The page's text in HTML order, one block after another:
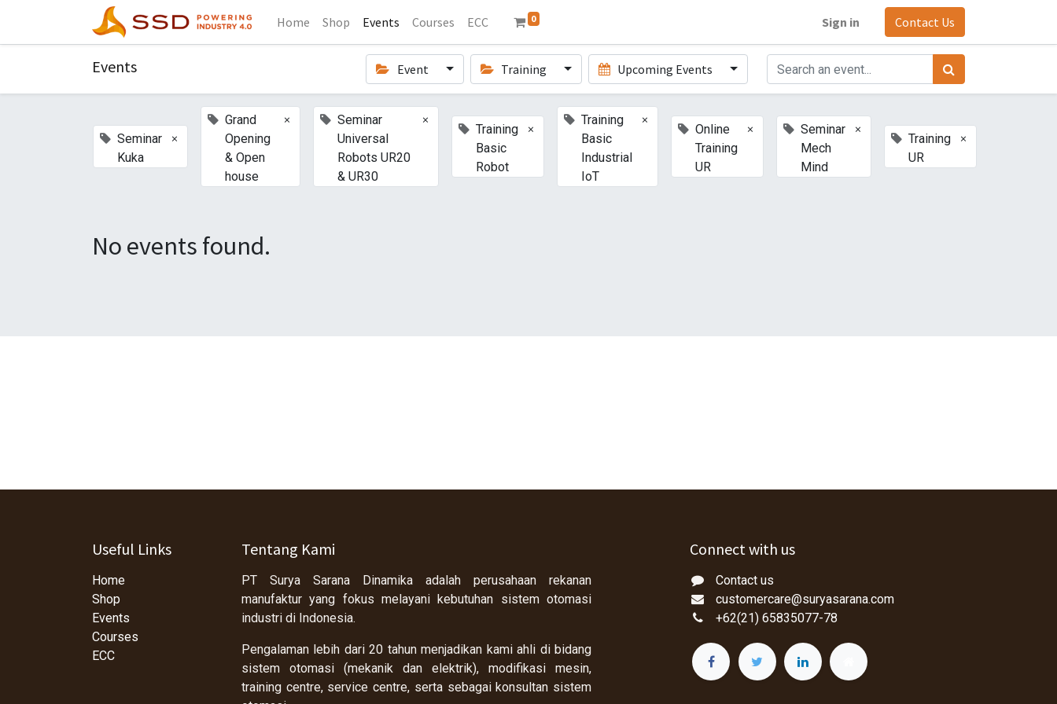
Home Shop Events Courses ECC 0 Sign in Contact Us
Events Event Training Upcoming Events
Seminar
Kuka
×
Grand
Opening
& Open
house
×
Seminar
Universal
Robots UR20
& UR30
×
Training
Basic
Robot
×
Training
Basic
Industrial
IoT
×
Online
Training
UR
×
Seminar
Mech
Mind
×
Training
UR
×
No events found.
Useful Links
Home
Shop
Events
Courses
ECC
Tentang Kami
PT Surya Sarana Dinamika adalah perusahaan rekanan
manufaktur yang fokus melayani kebutuhan sistem otomasi
industri di Indonesia.
Pengalaman lebih dari 20 tahun menjadikan kami ahli di bidang
sistem otomasi (mekanik dan elektrik), modifikasi mesin,
training centre, service centre, serta sebagai konsultan sistem
Connect with us
Contact us
customercare@suryasarana.com
+62(21) 65835077-78